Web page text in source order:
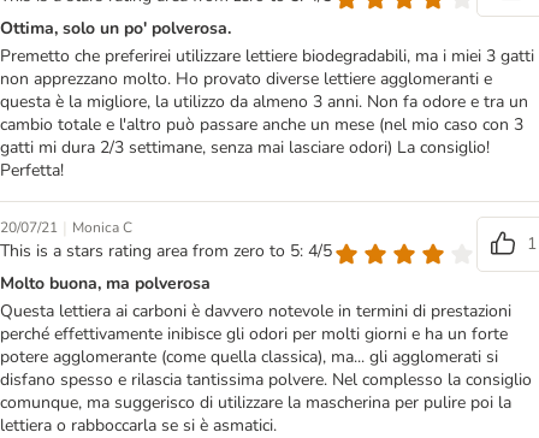
Ottima, solo un po' polverosa.
Premetto che preferirei utilizzare lettiere biodegradabili, ma i miei 3 gatti
non apprezzano molto. Ho provato diverse lettiere agglomeranti e
questa è la migliore, la utilizzo da almeno 3 anni. Non fa odore e tra un
cambio totale e l'altro può passare anche un mese (nel mio caso con 3
gatti mi dura 2/3 settimane, senza mai lasciare odori) La consiglio!
Perfetta!
20/07/21 | Monica C
This is a stars rating area from zero to 5: 4/5
1
Molto buona, ma polverosa
Questa lettiera ai carboni è davvero notevole in termini di prestazioni
perché effettivamente inibisce gli odori per molti giorni e ha un forte
potere agglomerante (come quella classica), ma... gli agglomerati si
disfano spesso e rilascia tantissima polvere. Nel complesso la consiglio
comunque, ma suggerisco di utilizzare la mascherina per pulire poi la
lettiera o rabboccarla se si è asmatici.